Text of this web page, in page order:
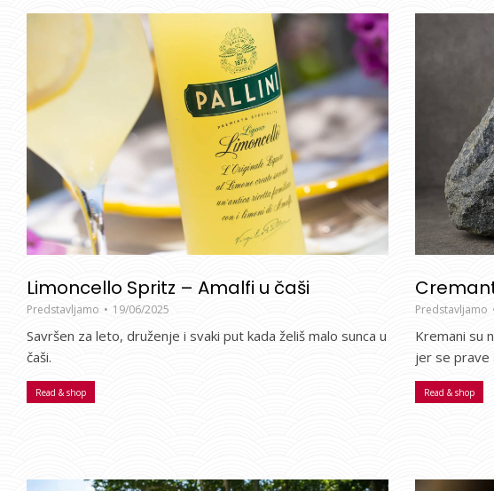
Limoncello Spritz – Amalfi u čaši
Predstavljamo 19/06/2025
Savršen za leto, druženje i svaki put kada želiš malo sunca u
čaši.
Read & shop
Predstavljamo
Kremani su
jer se prave
Read & shop